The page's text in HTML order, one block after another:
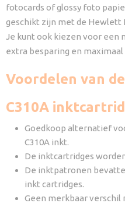
fotocards of glossy foto
geschikt zijn met de Hewlett
Je kunt ook kiezen voor een
extra besparing en
Voordelen van
C310A
Goedkoop alternatief
C310A inkt.
De inktcartridges
De inktpatronen
inkt cartridges.
Geen merkbaar